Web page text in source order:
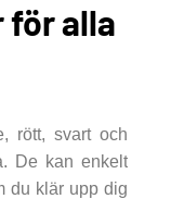
för alla
rött, svart och
De kan enkelt
du klär upp dig